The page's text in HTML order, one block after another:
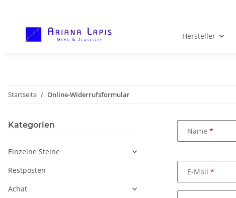
Hersteller
Startseite Online-Widerrufsformular
Name
E-Mail
Kategorien
Einzelne Steine
Restposten
Achat